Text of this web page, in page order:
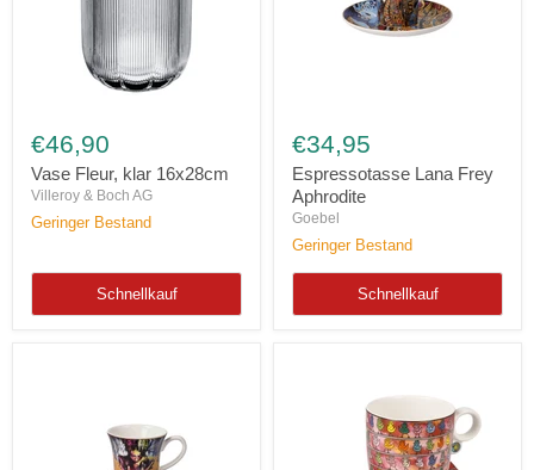
Fleur,
klar
16x28cm
€46,90
Vase Fleur, klar 16x28cm
Villeroy & Boch AG
Geringer Bestand
Schnellkauf
Lana
Frey
Aphrodite
€34,95
Espressotasse Lana Frey
Aphrodite
Goebel
Geringer Bestand
Schnellkauf